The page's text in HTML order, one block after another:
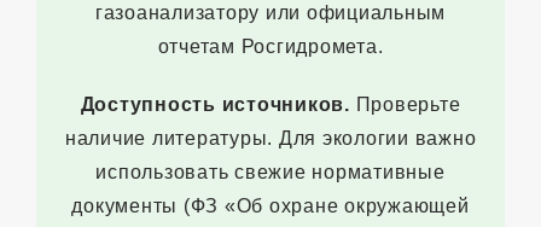
газоанализатору или официальным
отчетам Росгидромета.
Доступность источников. Проверьте
наличие литературы. Для экологии важно
использовать свежие нормативные
документы (ФЗ «Об охране окружающей